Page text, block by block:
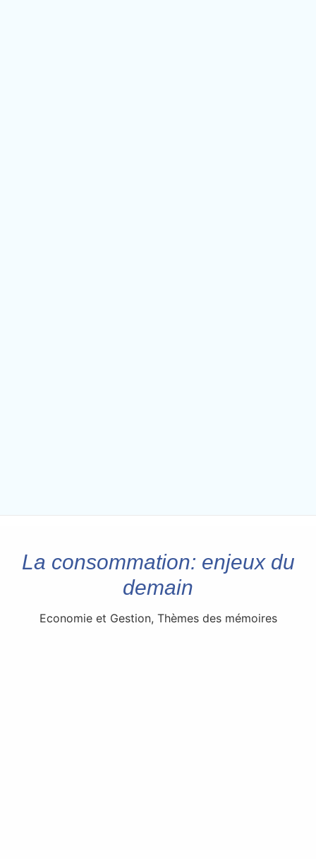
La consommation: enjeux du
demain
Economie et Gestion, Thèmes des mémoires